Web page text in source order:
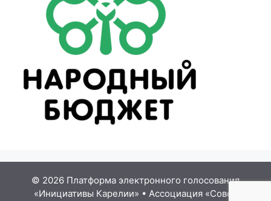
© 2026 Платформа электронного голосования
«Инициативы Карелии» • Ассоциация «Совет